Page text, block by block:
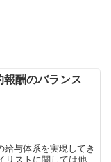
報酬のバランス
与体系を実現してき
リストに関しては他